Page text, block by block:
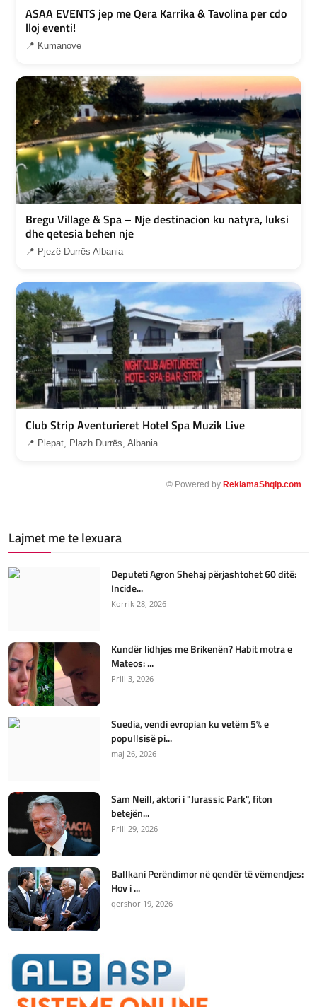
ASAA EVENTS jep me Qera Karrika & Tavolina per cdo
lloj eventi!
📍 Kumanove
Bregu Village & Spa – Nje destinacion ku natyra, luksi
dhe qetesia behen nje
📍 Pjezë Durrës Albania
Club Strip Aventurieret Hotel Spa Muzik Live
📍 Plepat, Plazh Durrës, Albania
© Powered by ReklamaShqip.com
Lajmet me te lexuara
Deputeti Agron Shehaj përjashtohet 60 ditë:
Incide...
Korrik 28, 2026
Kundër lidhjes me Brikenën? Habit motra e
Mateos: ...
Prill 3, 2026
Suedia, vendi evropian ku vetëm 5% e
popullsisë pi...
maj 26, 2026
Sam Neill, aktori i "Jurassic Park", fiton
betejën...
Prill 29, 2026
Ballkani Perëndimor në qendër të vëmendjes:
Hov i ...
qershor 19, 2026